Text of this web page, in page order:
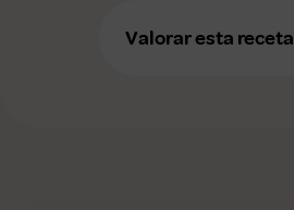
Valorar esta receta